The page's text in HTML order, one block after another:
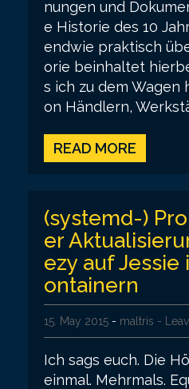
nungen und
e Historie des 10
endwie praktisch
orie beinhaltet
s ich zu dem Wagen
on Händlern,
READ MORE
(systemd-)
er
ezy auf Jessie
ontainern
15. May 2015 - maltris -
Ich sags euch. Die
einmal. Mehrmals.